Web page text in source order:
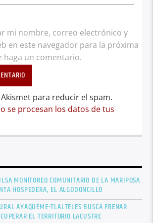
mi nombre, correo electrónico y
en este navegador para la próxima
haga un comentario.
para reducir el spam.
se procesan los datos de tus
MONITOREO COMUNITARIO DE LA MARIPOSA
HOSPEDERA, EL ALGODONCILLO
AYAQUEME-TLALTELES BUSCA FRENAR
EL TERRITORIO LACUSTRE